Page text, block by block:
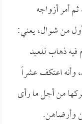
أمر أزواجه
من شوال، يعني:
فيه ذهاب للعيد
وأنه اعتكف عشراً
من أجل ما رأى
وأرضاهن.